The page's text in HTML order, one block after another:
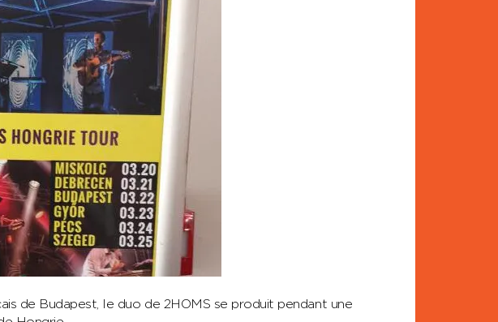
de Budapest, le duo de 2HOMS se produit pendant une